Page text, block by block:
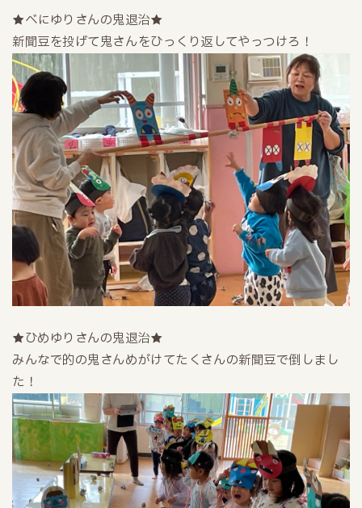
★べにゆりさんの鬼退治★
新聞豆を投げて鬼さんをひっくり返してやっつけろ！
★ひめゆりさんの鬼退治★
みんなで的の鬼さんめがけてたくさんの新聞豆で倒しまし
た！